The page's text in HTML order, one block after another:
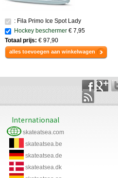
: Fila Primo Ice Spot Lady
Hockey beschermer € 7,95
Totaal prijs: € 97,90
alles toevoegen aan winkelwagen
Internationaal
skateatsea.com
skateatsea.be
skateatsea.de
skateatsea.dk